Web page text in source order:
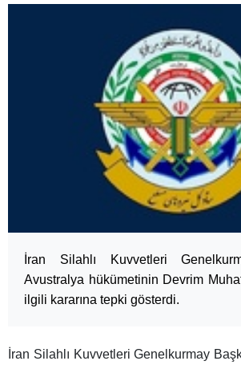
İran Silahlı Kuvvetleri
Avustralya hükümetinin Devrim
ilgili kararına tepki gösterdi.
İran Silahlı Kuvvetleri Genelkurmay